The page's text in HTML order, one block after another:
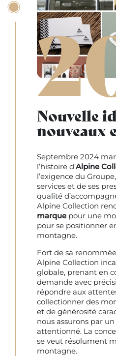
Nouvelle
nouveaux
Septembre 2024
l’histoire d’Alpine
l’exigence du
services et de ses
qualité
Alpine Collection
marquepour une
pour se positionner
montagne.
Fort de sa
Alpine Collection
globale, prenant en
demande avec
répondre aux
collectionner des
et de générosité
nous assurons par
attentionné. La
se veut résolument
montagne.